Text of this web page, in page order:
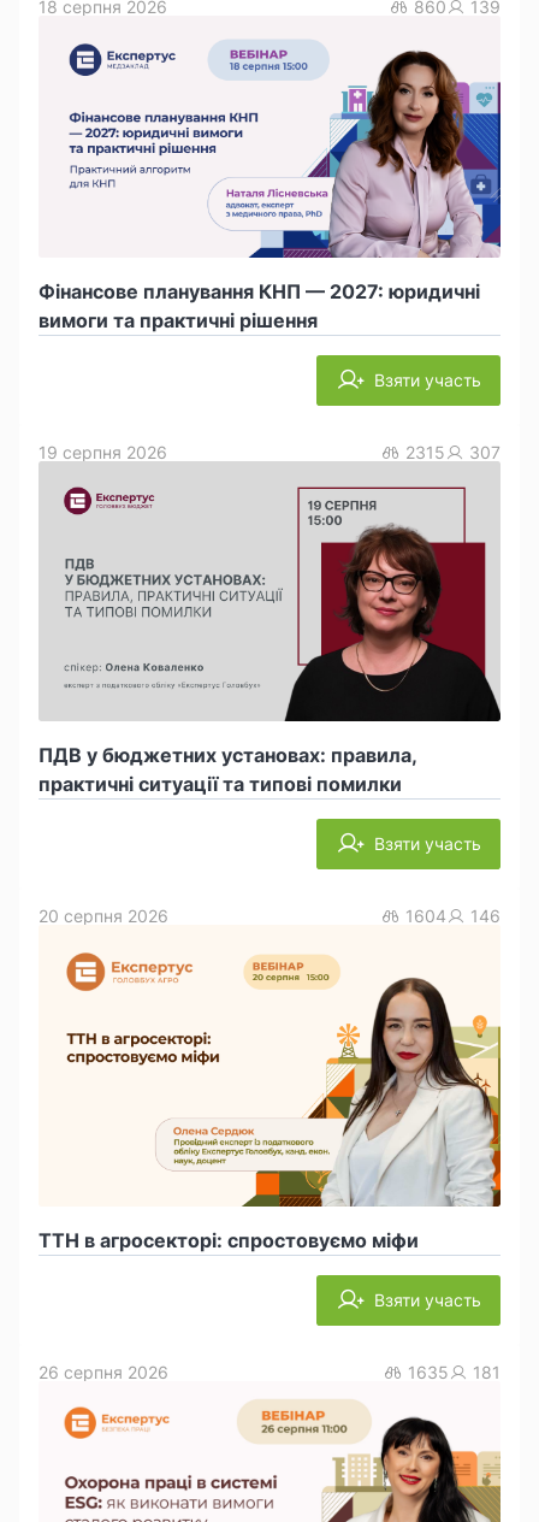
Фінансове планування КНП — 2027: юридичні
вимоги та практичні рішення
18 серпня 2026 860 139
Взяти участь
ПДВ у бюджетних установах: правила,
практичні ситуації та типові помилки
19 серпня 2026 2315 307
Взяти участь
ТТН в агросекторі: спростовуємо міфи
20 серпня 2026 1604 146
Взяти участь
26 серпня 2026 1635 181